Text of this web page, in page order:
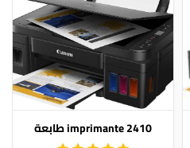
imprimante 2410 طابعة